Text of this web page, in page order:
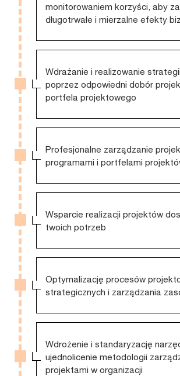
monitorowaniem korzyści, aby
długotrwałe i mierzalne efekty
Wdrażanie i realizowanie
poprzez odpowiedni dobór
portfela projektowego
Profesjonalne zarządzanie
programami i portfelami
Wsparcie realizacji projektów
twoich potrzeb
Optymalizację procesów
strategicznych i zarządzania
Wdrożenie i standaryzację
ujednolicenie metodologii
projektami w organizacji